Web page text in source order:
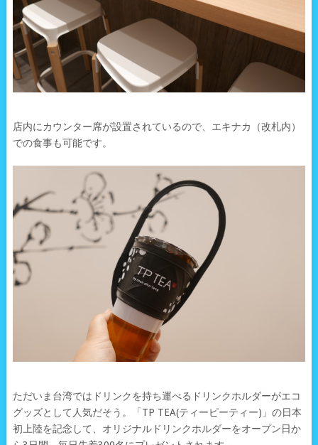
店内にカウンター席が設置されているので、エキナカ（改札内）
での食事も可能です。
ただいま台湾ではドリンクを持ち運べるドリンクホルダーがエコ
グッズとして人気だそう。「TP TEA(ティーピーティー)」の日本
初上陸を記念して、オリジナルドリンクホルダーをオープン日か